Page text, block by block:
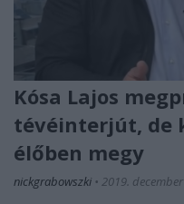
Kósa Lajos
tévéinterjút, de
élőben megy
nickgrabowszki • 2019. december